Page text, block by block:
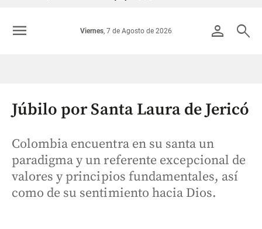
Colombia
person search
Viernes, 7 de Agosto de 2026
menu
Júbilo por Santa Laura de Jericó
Colombia encuentra en su santa un
paradigma y un referente excepcional de
valores y principios fundamentales, así
como de su sentimiento hacia Dios.